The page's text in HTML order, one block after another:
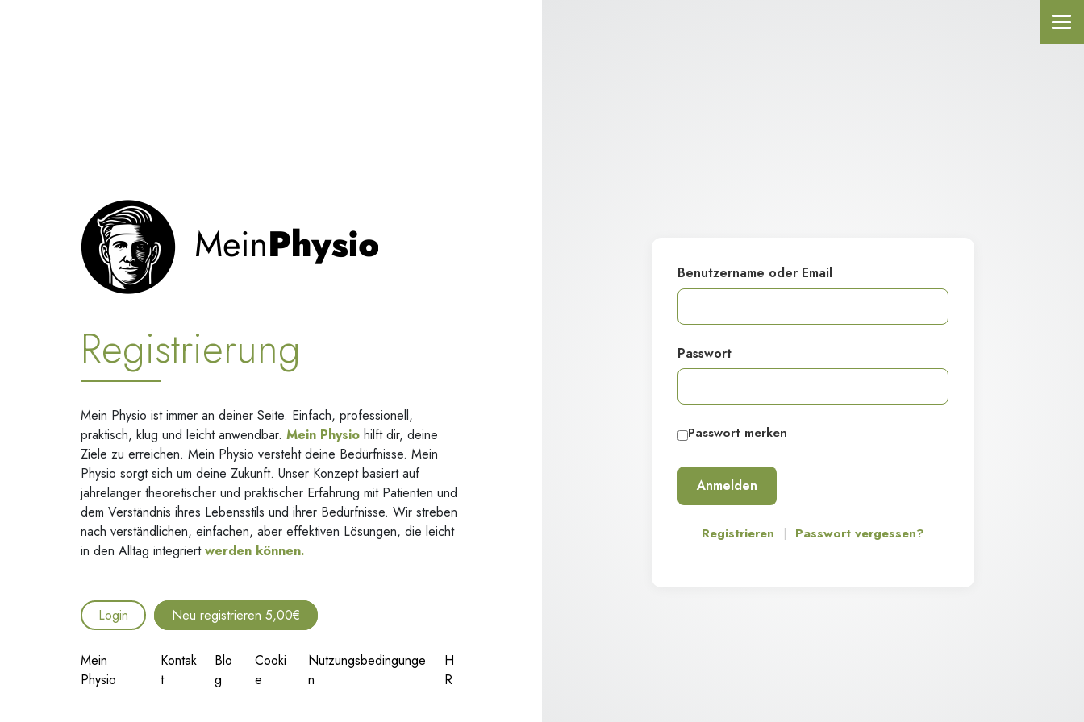
Registrierung
Mein Physio ist immer an deiner Seite. Einfach, professionell,
praktisch, klug und leicht anwendbar. Mein Physio hilft dir, deine
Ziele zu erreichen. Mein Physio versteht deine Bedürfnisse. Mein
Physio sorgt sich um deine Zukunft. Unser Konzept basiert auf
jahrelanger theoretischer und praktischer Erfahrung mit Patienten und
dem Verständnis ihres Lebensstils und ihrer Bedürfnisse. Wir streben
nach verständlichen, einfachen, aber effektiven Lösungen, die leicht
in den Alltag integriertwerden können.
Login Neu registrieren 5,00€
Mein
Physio
Kontak
t
Blo
g
Cooki
e
Nutzungsbedingunge
n
H
R
Benutzername oder Email
Passwort
Passwort merken
Registrieren | Passwort vergessen?